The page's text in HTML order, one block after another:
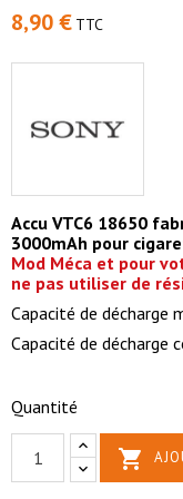
8,90 € TTC
Accu VTC6 18650
3000mAh pour
Mod Méca et pour
ne pas utiliser de
Capacité de décharge
Capacité de décharge
Quantité
